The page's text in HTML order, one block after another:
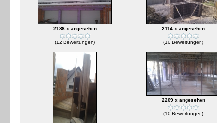
2188 x angesehen
(12 Bewertungen)
2114 x angesehen
(10 Bewertungen)
2209 x angesehen
(10 Bewertungen)